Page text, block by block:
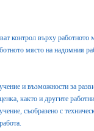
контрол върху работното
място на надомния
и възможности за
както и другите
съобразено с